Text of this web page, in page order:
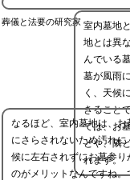
葬儀と法要の研究家 室内墓地
地とは異
んでいる
墓が風雨
く、天候
きること
ては、お
とや、隣
れます。
なるほど、室内墓地は、お
にさらされないため汚れに
候に左右されずにお墓参り
のがメリットなんですね。